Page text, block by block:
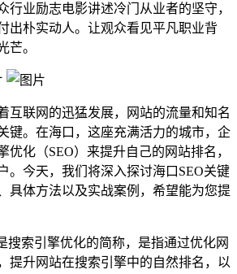
行业励志电影讲述冷门从业者的坚守，
出朴实动人。让观众看见平凡职业背
芒。
互联网的迅猛发展，网站的流量和知名
键。在海口，这座充满活力的城市，企
优化（SEO）来提升自己的网站排名，
。今天，我们将深入探讨海口SEO关键
具体方法以及实战案例，希望能为您提
搜索引擎优化的简称，是指通过优化网
提升网站在搜索引擎中的自然排名，以